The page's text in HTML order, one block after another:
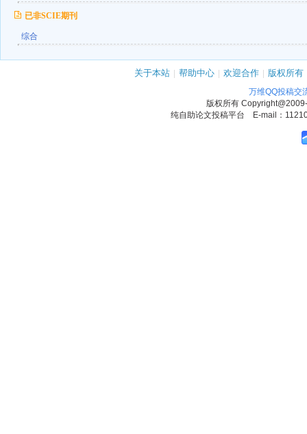
已非SCIE期刊
综合
关于本站 | 帮助中心 | 欢迎合作 | 版权所有
万维QQ投稿交
版权所有
纯自助论文投稿平台 E-mail：